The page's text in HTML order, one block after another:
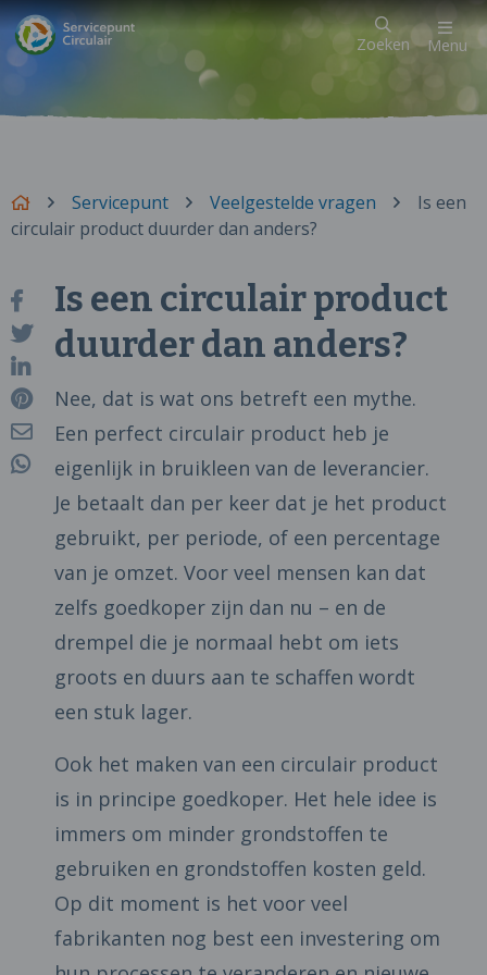
Zoeken Menu
Servicepunt Veelgestelde vragen
Is een
circulair product duurder dan anders?
Is een circulair product
duurder dan anders?
Nee, dat is wat ons betreft een mythe.
Een perfect circulair product heb je
eigenlijk in bruikleen van de leverancier.
Je betaalt dan per keer dat je het product
gebruikt, per periode, of een percentage
van je omzet. Voor veel mensen kan dat
zelfs goedkoper zijn dan nu – en de
drempel die je normaal hebt om iets
groots en duurs aan te schaffen wordt
een stuk lager.
Ook het maken van een circulair product
is in principe goedkoper. Het hele idee is
immers om minder grondstoffen te
gebruiken en grondstoffen kosten geld.
Op dit moment is het voor veel
fabrikanten nog best een investering om